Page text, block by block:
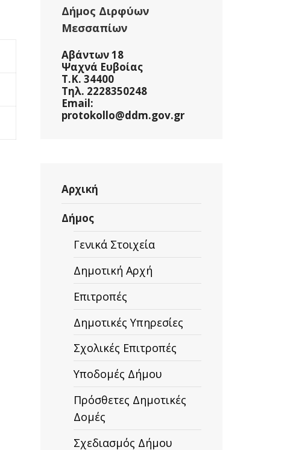
Δήμος Διρφύων
Μεσσαπίων
Αβάντων 18
Ψαχνά Ευβοίας
Τ.Κ. 34400
Τηλ. 2228350248
Email:
protokollo@ddm.gov.gr
Αρχική
Δήμος
Γενικά Στοιχεία
Δημοτική Αρχή
Επιτροπές
Δημοτικές Υπηρεσίες
Σχολικές Επιτροπές
Υποδομές Δήμου
Πρόσθετες Δημοτικές
Δομές
Σχεδιασμός Δήμου